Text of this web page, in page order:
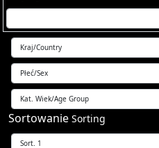
Sortowanie Sorting